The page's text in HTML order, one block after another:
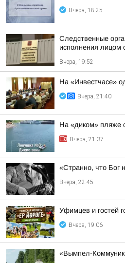
Вчера, 18:25
Следственные
исполнения лицом
Вчера, 19:52
На «Инвестчасе»
Вчера, 21:40
На «диком» пляже
Вчера, 21:37
«Странно, что Бог
Вчера, 22:45
Уфимцев и гостей
Вчера, 19:06
«Вымпел-